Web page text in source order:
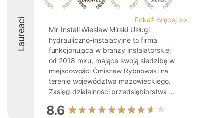
Laureaci
Pokaż więcej >>
Mir-Install Wiesław Mirski Usługi
hydrauliczno-instalacyjne to firma
funkcjonująca w branży instalatorskiej
od 2018 roku, mająca swoją siedzibę w
miejscowości Ćmiszew Rybnowski na
terenie województwa mazowieckiego.
Zasięg działalności przedsiębiorstwa ...
8.6